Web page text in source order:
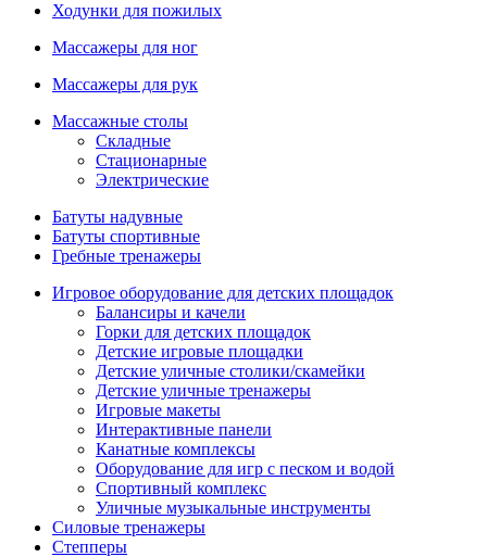
Ходунки для пожилых
Массажеры для ног
Массажеры для рук
Массажные столы
Складные
Стационарные
Электрические
Батуты надувные
Батуты спортивные
Гребные тренажеры
Игровое оборудование для детских площадок
Балансиры и качели
Горки для детских площадок
Детские игровые площадки
Детские уличные столики/скамейки
Детские уличные тренажеры
Игровые макеты
Интерактивные панели
Канатные комплексы
Оборудование для игр с песком и водой
Спортивный комплекс
Уличные музыкальные инструменты
Силовые тренажеры
Степперы